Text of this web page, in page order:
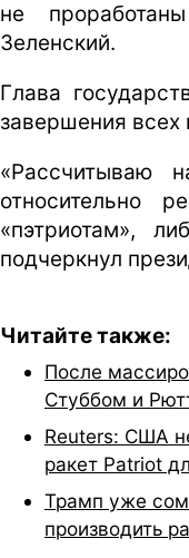
не
Зеленский.
Глава
завершения всех
«Рассчитываю
относительно
«пэтриотам»,
подчеркнул
Читайте также:
После
Стуббом и
Reuters: США
ракет Patriot
Трамп уже
производить